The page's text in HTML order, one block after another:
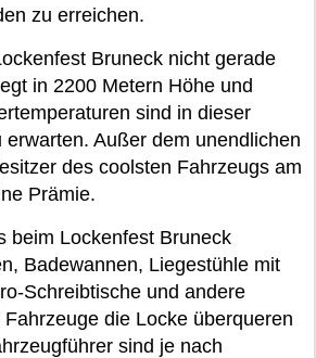
zu erreichen.
Bruneck nicht gerade
in 2200 Metern Höhe und
sind in dieser
Außer dem unendlichen
des coolsten Fahrzeugs am
Prämie.
beim Lockenfest Bruneck
Badewannen, Liegestühle mit
Schreibtische und andere
die Locke überqueren
sind je nach